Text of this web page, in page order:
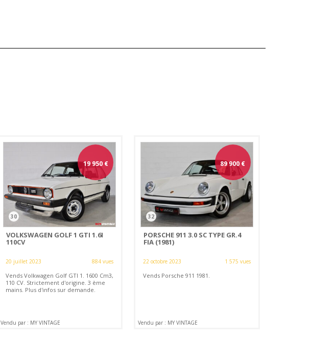
19 950€
30
VOLKSWAGEN GOLF 1 GTI 1.6I
110CV
20 juillet 2023 884 vues
Vends Volkwagen Golf GTI 1. 1600 Cm3,
110 CV. Strictement d'origine. 3 ème
mains. Plus d'infos sur demande.
Vendu par : MY VINTAGE
89 900 €
32
PORSCHE 911 3.0 SC TYPE GR.4
FIA (1981)
22 octobre 2023 1 575 vues
Vends Porsche 911 1981.
Vendu par : MY VINTAGE